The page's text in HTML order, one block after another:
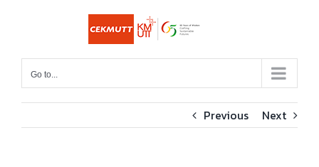
Go to...
Previous Next